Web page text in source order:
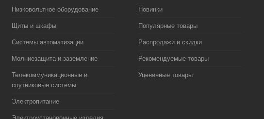
Низковольтное оборудование
Щиты и шкафы
Системы автоматизации
Молниезащита и заземление
Телекоммуникационные и
спутниковые системы
Электропитание
Новинки
Популярные товары
Распродажи и скидки
Рекомендуемые товары
Уцененные товары